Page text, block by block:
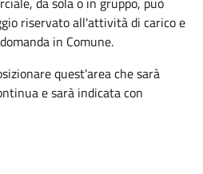
riservato all'attività di carico e
in Comune.
quest'area che sarà
e sarà indicata con